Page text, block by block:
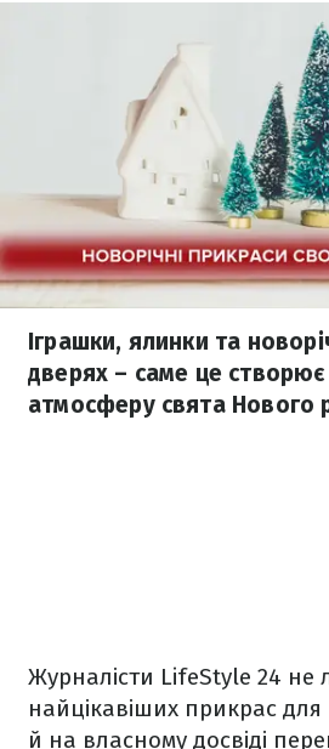
Іграшки, ялинки та
дверях – саме це
атмосферу свята Нового
Журналісти LifeStyle 24
найцікавіших прикрас для
й на власному досвіді